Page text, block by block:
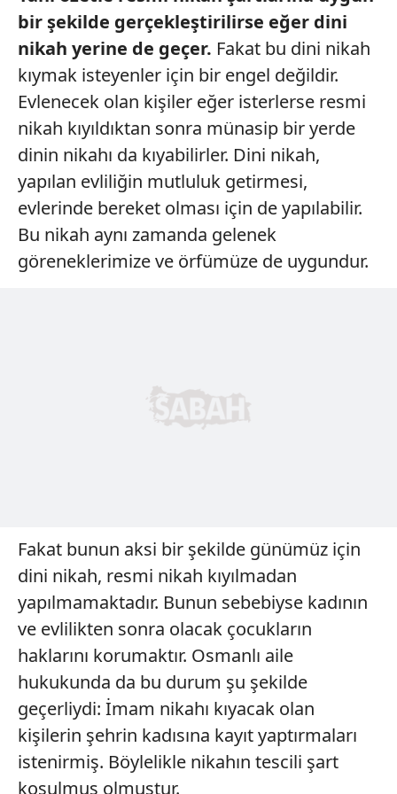
kılınması ve kişiselleştirilmesi ve sizlere yönelik
reklam/pazarlama faaliyetlerinin yapılması, amaçlarıyla
sınırlı olarak açık rızanız dahilinde kullanılacaktır.
Çerezlere ilişkin tercihlerinizi aşağıda yer alan panel
vasıtasıyla belirleyebilirsiniz. Çerezlere ilişkin detaylı bilgi
için Ayarlar butonuna tıklayabilir,
Çerez Bilgilendirme
Metnimiziziyaret edebilirsiniz.
6698 sayılı Kişisel Verilerin Korunması Kanunu uyarınca
hazırlanmış Aydınlatma Metnimizi okumak ve sitemizde
ilgili mevzuata uygun olarak kullanılan çerezlerle ilgili bilgi
almak için lütfentıklayınız.
bir şekilde gerçekleştirilirse eğer dini
nikah yerine de geçer. Fakat bu dini nikah
kıymak isteyenler için bir engel değildir.
Evlenecek olan kişiler eğer isterlerse resmi
nikah kıyıldıktan sonra münasip bir yerde
dinin nikahı da kıyabilirler. Dini nikah,
yapılan evliliğin mutluluk getirmesi,
evlerinde bereket olması için de yapılabilir.
Bu nikah aynı zamanda gelenek
göreneklerimize ve örfümüze de uygundur.
Fakat bunun aksi bir şekilde günümüz için
dini nikah, resmi nikah kıyılmadan
yapılmamaktadır. Bunun sebebiyse kadının
ve evlilikten sonra olacak çocukların
haklarını korumaktır. Osmanlı aile
hukukunda da bu durum şu şekilde
geçerliydi: İmam nikahı kıyacak olan
kişilerin şehrin kadısına kayıt yaptırmaları
istenirmiş. Böylelikle nikahın tescili şart
koşulmuş olmuştur.